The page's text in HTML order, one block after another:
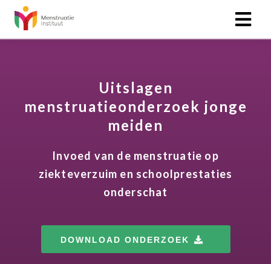
Uitslagen
menstruatieonderzoek jonge
meiden
Invoed van de menstruatie op
ziekteverzuim en schoolprestaties
onderschat
DOWNLOAD ONDERZOEK